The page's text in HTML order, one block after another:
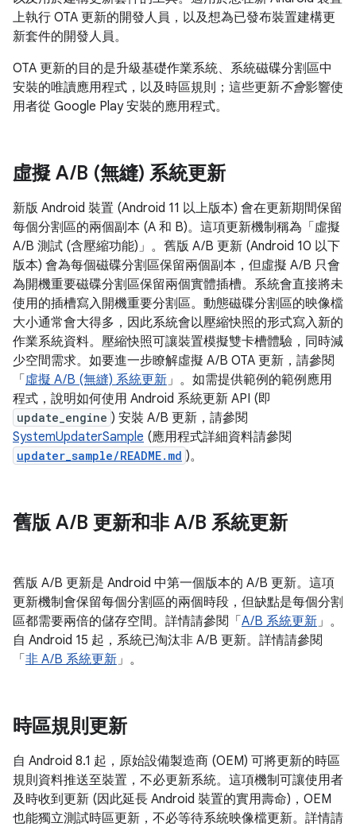
上執行 OTA 更新的開發人員，以及想為已發布裝置建構更
新套件的開發人員。
OTA 更新的目的是升級基礎作業系統、系統磁碟分割區中
安裝的唯讀應用程式，以及時區規則；這些更新不會影響使
用者從 Google Play 安裝的應用程式。
虛擬 A/B (無縫) 系統更新
新版 Android 裝置 (Android 11 以上版本) 會在更新期間保留
每個分割區的兩個副本 (A 和 B)。這項更新機制稱為「虛擬
A/B 測試 (含壓縮功能)」。舊版 A/B 更新 (Android 10 以下
版本) 會為每個磁碟分割區保留兩個副本，但虛擬 A/B 只會
為開機重要磁碟分割區保留兩個實體插槽。系統會直接將未
使用的插槽寫入開機重要分割區。動態磁碟分割區的映像檔
大小通常會大得多，因此系統會以壓縮快照的形式寫入新的
作業系統資料。壓縮快照可讓裝置模擬雙卡槽體驗，同時減
少空間需求。如要進一步瞭解虛擬 A/B OTA 更新，請參閱
「 虛擬 A/B (無縫) 系統更新」。如需提供範例的範例應用
程式，說明如何使用 Android 系統更新 API (即
update_engine ) 安裝 A/B 更新，請參閱
SystemUpdaterSample (應用程式詳細資料請參閱
updater_sample/README.md )。
舊版 A/B 更新和非 A/B 系統更新
舊版 A/B 更新是 Android 中第一個版本的 A/B 更新。這項
更新機制會保留每個分割區的兩個時段，但缺點是每個分割
區都需要兩倍的儲存空間。詳情請參閱「 A/B 系統更新」。
自 Android 15 起，系統已淘汰非 A/B 更新。詳情請參閱
「 非 A/B 系統更新」。
時區規則更新
自 Android 8.1 起，原始設備製造商 (OEM) 可將更新的時區
規則資料推送至裝置，不必更新系統。這項機制可讓使用者
及時收到更新 (因此延長 Android 裝置的實用壽命)，OEM
也能獨立測試時區更新，不必等待系統映像檔更新。詳情請